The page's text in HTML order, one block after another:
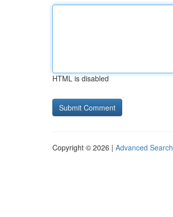
HTML is disabled
Copyright © 2026 | Advanced Search